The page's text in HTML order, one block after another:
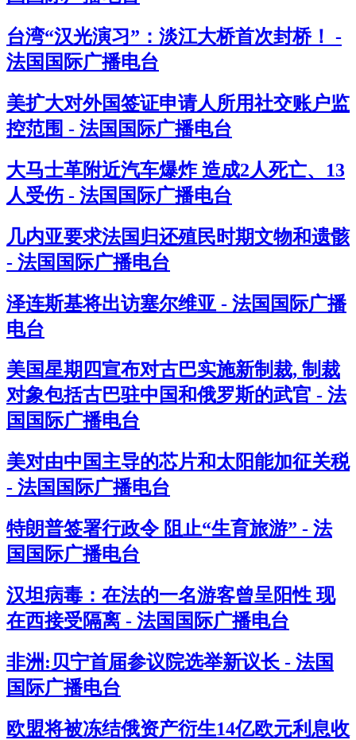
台湾“汉光演习”：淡江大桥首次封桥！ -
法国国际广播电台
美扩大对外国签证申请人所用社交账户监
控范围 - 法国国际广播电台
大马士革附近汽车爆炸 造成2人死亡、13
人受伤 - 法国国际广播电台
几内亚要求法国归还殖民时期文物和遗骸
- 法国国际广播电台
泽连斯基将出访塞尔维亚 - 法国国际广播
电台
美国星期四宣布对古巴实施新制裁, 制裁
对象包括古巴驻中国和俄罗斯的武官 - 法
国国际广播电台
美对由中国主导的芯片和太阳能加征关税
- 法国国际广播电台
特朗普签署行政令 阻止“生育旅游” - 法
国国际广播电台
汉坦病毒：在法的一名游客曾呈阳性 现
在西接受隔离 - 法国国际广播电台
非洲:贝宁首届参议院选举新议长 - 法国
国际广播电台
欧盟将被冻结俄资产衍生14亿欧元利息收